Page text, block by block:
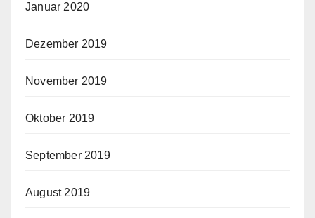
Januar 2020
Dezember 2019
November 2019
Oktober 2019
September 2019
August 2019